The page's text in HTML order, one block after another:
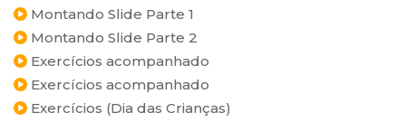
Montando Slide Parte 1
Montando Slide Parte 2
Exercícios acompanhado
Exercícios acompanhado
Exercícios (Dia das Crianças)